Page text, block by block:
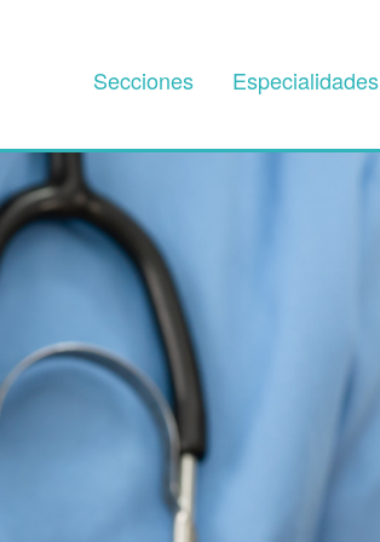
Secciones Especialidades